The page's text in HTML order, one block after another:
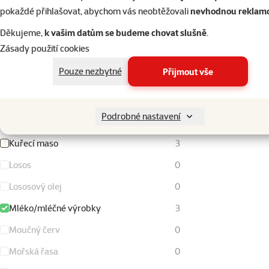
pokaždé přihlašovat, abychom vás neobtěžovalinevhodnou
Děkujeme,k vašim datům se budeme chovat slušně.
Zásady použití cookies
Pouze nezbytné
Přijmout vše
Podrobné nastavení
Hrášek
0
Jehněčí maso
0
Kachní maso
0
0
0
Kuřecí maso
3
Losos
0
Lososový olej
0
Mléko/mléčné výrobky
3
Moučný červ
0
Mořská řasa
0